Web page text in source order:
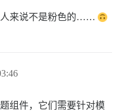
人来说不是粉色的……
组件，它们需要针对模